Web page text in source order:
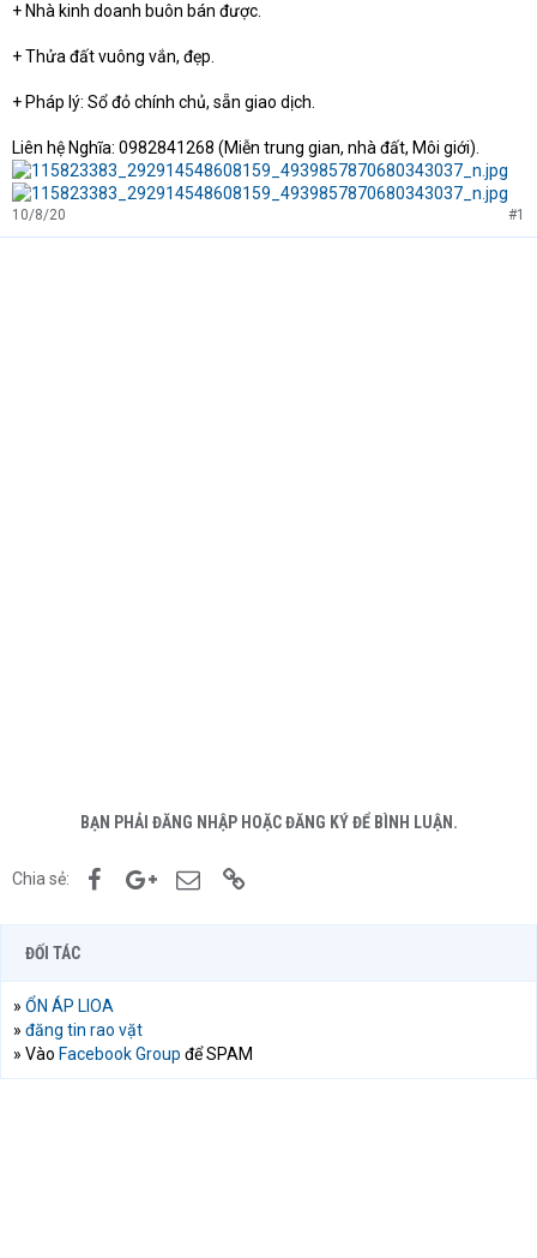
+ Nhà kinh doanh buôn bán được.
+ Thửa đất vuông vắn, đẹp.
+ Pháp lý: Sổ đỏ chính chủ, sẵn giao dịch.
Liên hệ Nghĩa: 0982841268 (Miễn trung gian, nhà đất, Môi giới).
10/8/20 #1
BẠN PHẢI ĐĂNG NHẬP HOẶC ĐĂNG KÝ ĐỂ BÌNH LUẬN.
Chia sẻ: FacebookGoogle+Email
ĐỐI TÁC
» ỔN ÁP LIOA
» đăng tin rao vặt
» Vào Facebook Group để SPAM